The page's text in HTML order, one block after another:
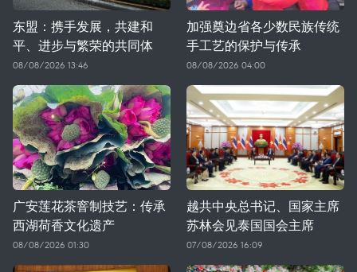
东盟：携手发展，共建和
平、进步与繁荣的共同体
08/08/2026 13:46
加强奠边省各少数民族传统
手工艺的保护与传承
08/08/2026 04:00
广安莲花茶窨制技艺：传承
西湖荷香文化遗产
08/08/2026 01:30
越共中央总书记、国家主席
苏林会见泰国国会主席
07/08/2026 16:09